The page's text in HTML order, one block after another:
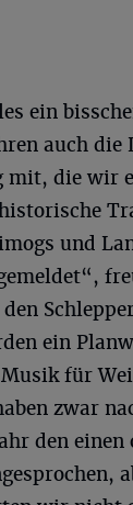
ein
auch
mit, die wir
und
ein
für
zwar
den einen